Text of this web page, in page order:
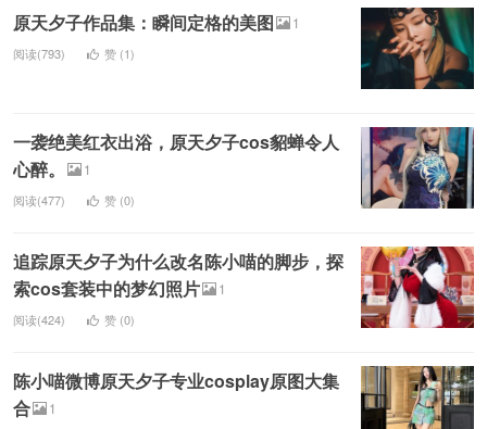
原天夕子作品集：瞬间定格的美图 1
阅读(793) 赞 (1)
一袭绝美红衣出浴，原天夕子cos貂蝉令人
心醉。
1
阅读(477) 赞 (0)
追踪原天夕子为什么改名陈小喵的脚步，探
索cos套装中的梦幻照片
1
阅读(424) 赞 (0)
陈小喵微博原天夕子专业cosplay原图大集
合
1